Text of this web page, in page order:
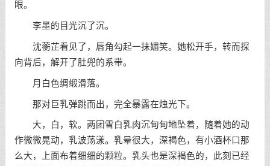
眼。
李墨的目光沉了沉。
沈蘅芷看见了，唇角勾起一抹媚笑。她松开手，转而探
向背后，解开了肚兜的系带。
月白色绸缎滑落。
那对巨乳弹跳而出，完全暴露在烛光下。
大，白，软。两团雪白乳肉沉甸甸地坠着，随着她的动
作微微晃动，乳波荡漾。乳晕很大，深褐色，有小酒杯口那
么大，上面布着细细的颗粒。乳头也是深褐色的，此刻已经